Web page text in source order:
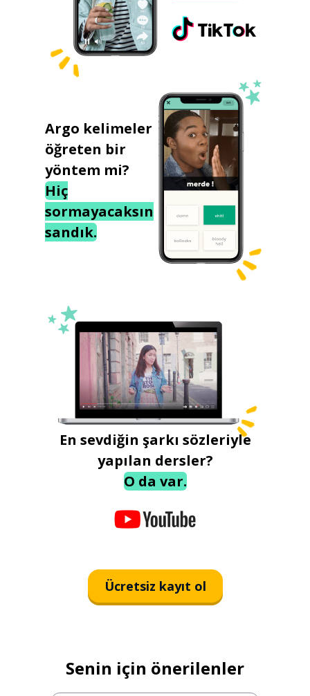
Argo kelimeler
öğreten bir
yöntem mi?
Hiç
sormayacaksın
sandık.
En sevdiğin şarkı sözleriyle
yapılan dersler?
O da var.
Ücretsiz kayıt ol
Senin için önerilenler